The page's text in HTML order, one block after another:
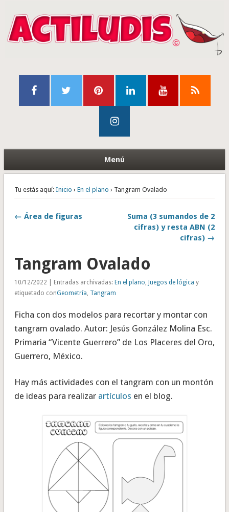
Menú
Tu estás aquí: Inicio › En el plano › Tangram Ovalado
← Área de figuras
Suma (3 sumandos de 2
cifras) y resta ABN (2
cifras) →
Tangram Ovalado
10/12/2022 | Entradas archivadas: En el plano, Juegos de lógica y
etiquetado conGeometría, Tangram
Ficha con dos modelos para recortar y montar con
tangram ovalado. Autor: Jesús González Molina Esc.
Primaria “Vicente Guerrero” de Los Placeres del Oro,
Guerrero, México.
Hay más actividades con el tangram con un montón
de ideas para realizar artículos en el blog.